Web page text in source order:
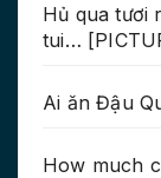
Hủ qua tươi
tui…
Ai ăn Đậu
How much